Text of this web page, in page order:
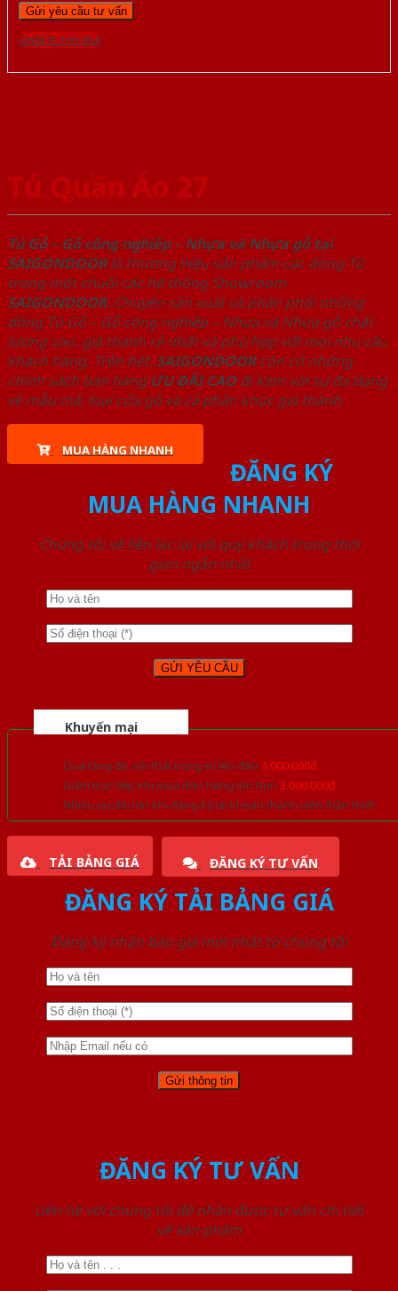
Gọi 0976.169.864
Tủ Quần Áo 27
Tủ Gỗ – Gỗ công nghiêp – Nhựa và Nhựa gỗ tại
SAIGONDOORlà thương hiệu sản phẩm các dòng Tủ
trong một chuỗi các hệ thống Showroom
SAIGONDOOR. Chuyên sản xuất và phân phối những
dòng Tủ Gỗ – Gỗ công nghiêp – Nhựa và Nhựa gỗ chất
lượng cao, giá thành rẻ nhất và phù hợp với mọi nhu cầu
khách hàng. Trên hết, SAIGONDOORcòn có những
chính sách bán hàng ƯU ĐÃI CAOđi kèm với sự đa dạng
về mẫu mã, loại cửa gỗ và cả phân khúc giá thành.
MUA HÀNG NHANH
ĐĂNG KÝ
MUA HÀNG NHANH
Chúng tôi sẽ liên lạc lại với quý khách trong thời
gian ngắn nhất
Khuyến mại
Quà tặng đồ nội thất trang trí lên đến 1.000.000đ
Giảm trực tiếp khi mua đơn hàng lớn hơn 3.000.000đ
Nhiều ưu đãi lớn khi đăng ký tài khoản thành viên thân thiết
TẢI BẢNG GIÁ ĐĂNG KÝ TƯ VẤN
ĐĂNG KÝ TẢI BẢNG GIÁ
Đăng ký nhận báo giá mới nhất từ chúng tôi
ĐĂNG KÝ TƯ VẤN
Liên hệ với chúng tôi để nhận được tư vấn chi tiết
về sản phẩm